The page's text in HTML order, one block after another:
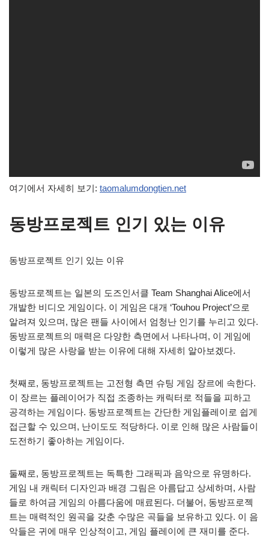
여기에서 자세히 보기: taomalumdongtien.net
동방프로젝트 인기 있는 이유
동방프로젝트 인기 있는 이유
동방프로젝트는 일본의 도즈인서클 Team Shanghai Alice에서
개발한 비디오 게임이다. 이 게임은 대개 ‘Touhou Project’으로
알려져 있으며, 많은 팬들 사이에서 엄청난 인기를 누리고 있다.
동방프로젝트의 매력은 다양한 측면에서 나타나며, 이 게임에
이렇게 많은 사랑을 받는 이유에 대해 자세히 알아보겠다.
첫째로, 동방프로젝트는 고전형 측면 슈팅 게임 장르에 속한다.
이 장르는 플레이어가 직접 조종하는 캐릭터로 적들을 피하고
공격하는 게임이다. 동방프로젝트는 간단한 게임플레이로 쉽게
접근할 수 있으며, 난이도도 적당하다. 이로 인해 많은 사람들이
도전하기 좋아하는 게임이다.
둘째로, 동방프로젝트는 독특한 그래픽과 음악으로 유명하다.
게임 내 캐릭터 디자인과 배경 그림은 아름답고 상세하며, 사람
들로 하여금 게임의 아름다움에 매료된다. 더불어, 동방프로젝
트는 매력적인 원곡을 갖춘 수많은 곡들을 보유하고 있다. 이 음
악들은 귀에 매우 인상적이고, 게임 플레이에 큰 재미를 준다.